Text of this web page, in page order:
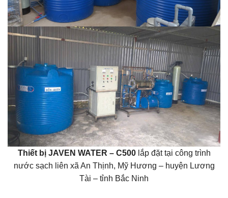
Thiết bị JAVEN WATER – C500lắp đặt tại công trình
nước sạch liên xã An Thịnh, Mỹ Hương – huyện Lương
Tài – tỉnh Bắc Ninh